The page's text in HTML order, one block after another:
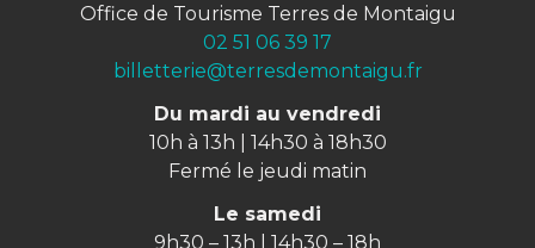
Office de Tourisme Terres de Montaigu
02 51 06 39 17
billetterie@terresdemontaigu.fr
Du mardi au vendredi
10h à 13h | 14h30 à 18h30
Fermé le jeudi matin
Le samedi
9h30 – 13h | 14h30 – 18h